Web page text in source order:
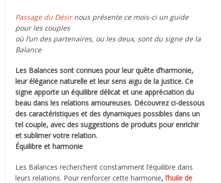
Passage du Désirnous présente ce mois-ci un guide
pour les couples
où l’un des partenaires, ou les deux, sont du signe de la
Balance
Les Balances sont connues pour leur quête d’harmonie,
leur élégance naturelle et leur sens aigu de la justice. Ce
signe apporte un équilibre délicat et une appréciation du
beau dans les relations amoureuses. Découvrez ci-dessous
des caractéristiques et des dynamiques possibles dans un
tel couple, avec des suggestions de produits pour enrichir
et sublimer votre relation.
Équilibre et harmonie
Les Balances recherchent constamment l’équilibre dans
leurs relations. Pour renforcer cette harmonie,l’huile de